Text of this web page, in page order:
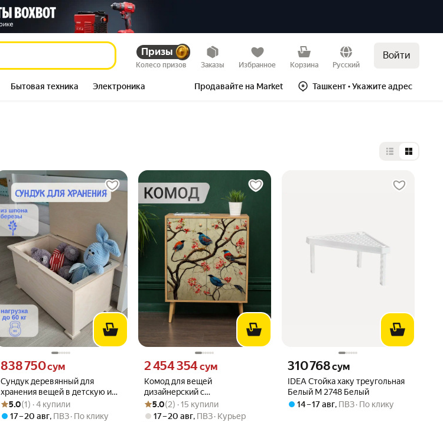
Призы
Колесо призов Заказы Избранное Корзина Русский
Войти
Бытовая техника Электроника Продавайте на Market Ташкент• Укажите адрес
Выбор типа
Сундук деревянный для
хранения вещей в детскую и
гостиную с крышкой из березы
Цена 838750 сум вместо
838 750сум
Рейтинг товара: 5.0 из 5
Оценок: (1) · 4 купили
5.0(1) · 4 купили
17 – 20 авг, ПВЗ По клику
Комод для вещей
дизайнерский с
принтом_птицы
Цена 2454354 сум вместо
2 454 354 сум
Рейтинг товара: 5.0 из 5
Оценок: (2) · 15 купили
5.0(2) · 15 купили
17 – 20 авг, ПВЗ Курьер
IDEA Стойка хаку треугольная
Белый М 2748 Белый
Цена 310768 сум вместо
310 768сум
14 – 17 авг, ПВЗ По клику